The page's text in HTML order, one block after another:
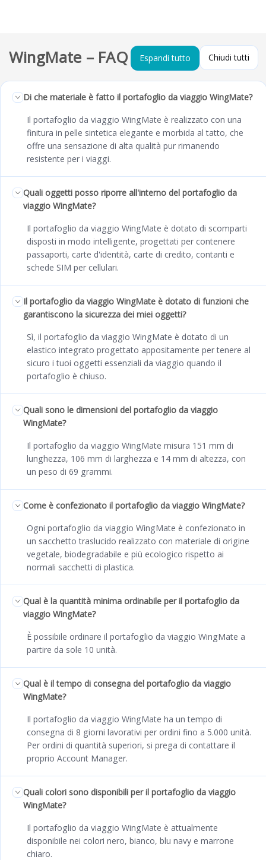
WingMate – FAQ Espandi tutto Chiudi tutti
Di che materiale è fatto il portafoglio da viaggio WingMate?
Il portafoglio da viaggio WingMate è realizzato con una
finitura in pelle sintetica elegante e morbida al tatto, che
offre una sensazione di alta qualità pur rimanendo
resistente per i viaggi.
Quali oggetti posso riporre all'interno del portafoglio da
viaggio WingMate?
Il portafoglio da viaggio WingMate è dotato di scomparti
disposti in modo intelligente, progettati per contenere
passaporti, carte d'identità, carte di credito, contanti e
schede SIM per cellulari.
Il portafoglio da viaggio WingMate è dotato di funzioni che
garantiscono la sicurezza dei miei oggetti?
Sì, il portafoglio da viaggio WingMate è dotato di un
elastico integrato progettato appositamente per tenere al
sicuro i tuoi oggetti essenziali da viaggio quando il
portafoglio è chiuso.
Quali sono le dimensioni del portafoglio da viaggio
WingMate?
Il portafoglio da viaggio WingMate misura 151 mm di
lunghezza, 106 mm di larghezza e 14 mm di altezza, con
un peso di 69 grammi.
Come è confezionato il portafoglio da viaggio WingMate?
Ogni portafoglio da viaggio WingMate è confezionato in
un sacchetto traslucido realizzato con materiale di origine
vegetale, biodegradabile e più ecologico rispetto ai
normali sacchetti di plastica.
Qual è la quantità minima ordinabile per il portafoglio da
viaggio WingMate?
È possibile ordinare il portafoglio da viaggio WingMate a
partire da sole 10 unità.
Qual è il tempo di consegna del portafoglio da viaggio
WingMate?
Il portafoglio da viaggio WingMate ha un tempo di
consegna di 8 giorni lavorativi per ordini fino a 5.000 unità.
Per ordini di quantità superiori, si prega di contattare il
proprio Account Manager.
Quali colori sono disponibili per il portafoglio da viaggio
WingMate?
Il portafoglio da viaggio WingMate è attualmente
disponibile nei colori nero, bianco, blu navy e marrone
chiaro.